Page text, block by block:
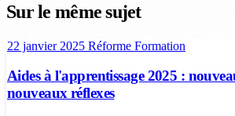
Sur le même sujet
22 janvier 2025 Réforme Formation
Aides à l'apprentissage 2025 :
nouveaux réflexes